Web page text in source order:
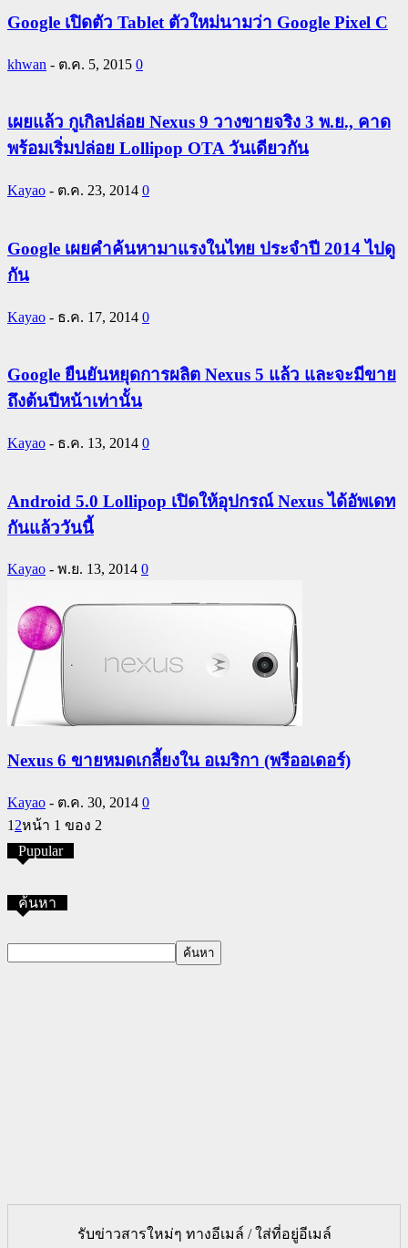
Google เปิดตัว Tablet ตัวใหม่นามว่า Google Pixel C
khwan - ต.ค. 5, 2015 0
เผยแล้ว กูเกิลปล่อย Nexus 9 วางขายจริง 3 พ.ย., คาด
พร้อมเริ่มปล่อย Lollipop OTA วันเดียวกัน
Kayao - ต.ค. 23, 2014 0
Google เผยคำค้นหามาแรงในไทย ประจำปี 2014 ไปดู
กัน
Kayao - ธ.ค. 17, 2014 0
Google ยืนยันหยุดการผลิต Nexus 5 แล้ว และจะมีขาย
ถึงต้นปีหน้าเท่านั้น
Kayao - ธ.ค. 13, 2014 0
Android 5.0 Lollipop เปิดให้อุปกรณ์ Nexus ได้อัพเดท
กันแล้ววันนี้
Kayao - พ.ย. 13, 2014 0
Nexus 6 ขายหมดเกลี้ยงใน อเมริกา (พรีออเดอร์)
Kayao - ต.ค. 30, 2014 0
1 2หน้า 1 ของ 2
Pupular
ค้นหา
รับข่าวสารใหม่ๆ ทางอีเมล์ / ใส่ที่อยู่อีเมล์